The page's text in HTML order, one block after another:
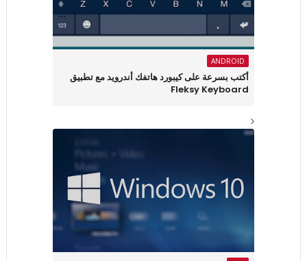
ANDROID
أكتب بسرعة على كيبورد هاتفك أندرويد مع تطبيق
Fleksy Keyboard